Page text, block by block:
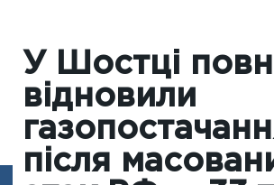
У Шостці
відновили
після